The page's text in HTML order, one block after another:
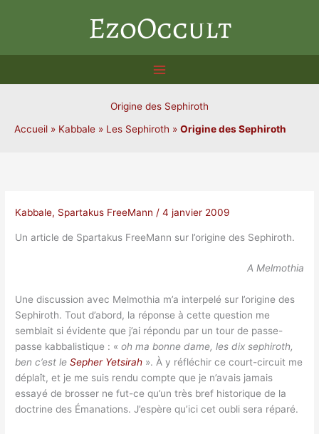
EzoOccult
Origine des Sephiroth
Accueil » Kabbale » Les Sephiroth » Origine des Sephiroth
Kabbale, Spartakus FreeMann /4 janvier 2009
Un article de Spartakus FreeMann sur l’origine des Sephiroth.
A Melmothia
Une discussion avec Melmothia m’a interpelé sur l’origine des
Sephiroth. Tout d’abord, la réponse à cette question me
semblait si évidente que j’ai répondu par un tour de passe-
passe kabbalistique : «oh ma bonne dame, les dix sephiroth,
ben c’est leSepher Yetsirah ». À y réfléchir ce court-circuit me
déplaît, et je me suis rendu compte que je n’avais jamais
essayé de brosser ne fut-ce qu’un très bref historique de la
doctrine des Émanations. J’espère qu’ici cet oubli sera réparé.